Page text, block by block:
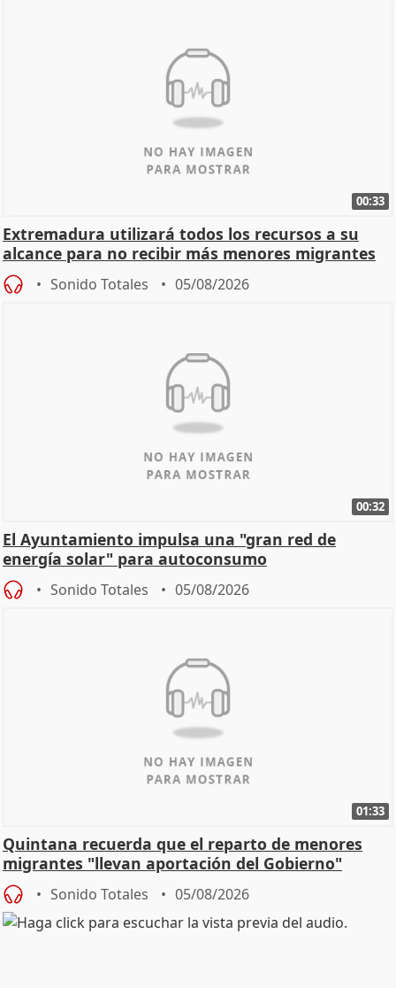
00:33
Extremadura utilizará todos los recursos a su
alcance para no recibir más menores migrantes
Sonido Totales 05/08/2026
00:32
El Ayuntamiento impulsa una "gran red de
energía solar" para autoconsumo
Sonido Totales 05/08/2026
01:33
Quintana recuerda que el reparto de menores
migrantes "llevan aportación del Gobierno"
central
Sonido Totales 05/08/2026